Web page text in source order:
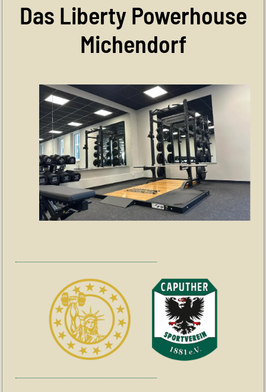
Das Liberty Powerhouse
Michendorf